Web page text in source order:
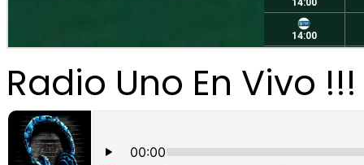
Radio Uno En Vivo !!!